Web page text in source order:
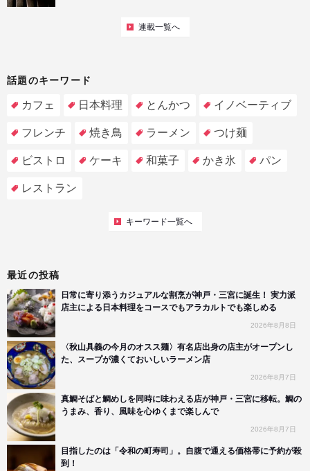
連載一覧へ
話題のキーワード
カフェ 日本料理 とんかつ イノベーティブ
フレンチ 焼き鳥 ラーメン つけ麺
ビストロ ケーキ 和菓子 かき氷 パン
レストラン
キーワード一覧へ
最近の投稿
日常に寄り添うカジュアルな割烹が神戸・三宮に誕生！ 実力派
店主による日本料理をコースでもアラカルトでも楽しめる
2026年8月8日
〈秋山具義の今月のオスス麺〉有名店出身の店主がオープンし
た、スープが濃くておいしいラーメン店
2026年8月7日
真鯛そばと鯛めしを同時に味わえる店が神戸・三宮に移転。鯛の
うまみ、香り、風味を心ゆくまで楽しんで
2026年8月7日
目指したのは「令和の町寿司」。自腹で通える価格帯に予約が殺
到！